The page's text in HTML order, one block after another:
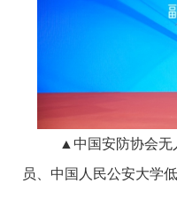
▲中国安防协会无人
员、中国人民公安大学